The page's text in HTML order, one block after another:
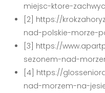
miejsc-ktore-
[2] https://
nad-polskie-morze-
[3] https://
sezonem-nad-
[4] https://
nad-morzem-na-